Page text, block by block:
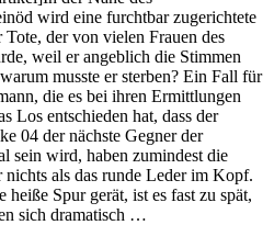
Engel
wird eine furchtbar zugerichtete
der von vielen Frauen des
weil er angeblich die Stimmen
musste er sterben? Ein Fall für
die es bei ihren Ermittlungen
Los entschieden hat, dass der
04 der nächste Gegner der
sein wird, haben zumindest die
als das runde Leder im Kopf.
Spur gerät, ist es fast zu spät,
sich dramatisch …